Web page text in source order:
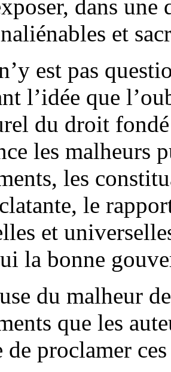
dans
et
est pas
l’idée que
du droit
les malheurs
les
le
et
la bonne
du malheur
que les
de proclamer